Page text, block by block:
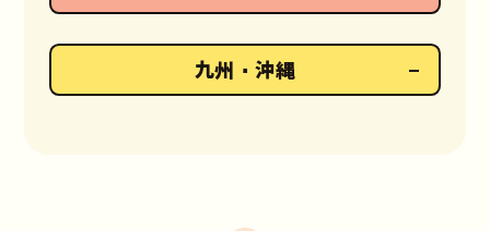
九州・沖縄